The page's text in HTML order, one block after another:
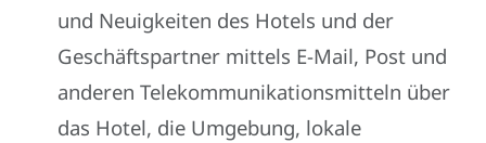
und Neuigkeiten des Hotels und der
Geschäftspartner mittels E-Mail, Post und
anderen Telekommunikationsmitteln über
das Hotel, die Umgebung, lokale